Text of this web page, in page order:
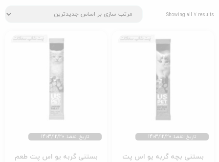
Showing all 7 results
تاریخ انقضا: 1403/12/20
بستنی بچه گربه یو اس پت
تاریخ انقضا: 1403/12/20
بستنی گربه یو اس پت طعم